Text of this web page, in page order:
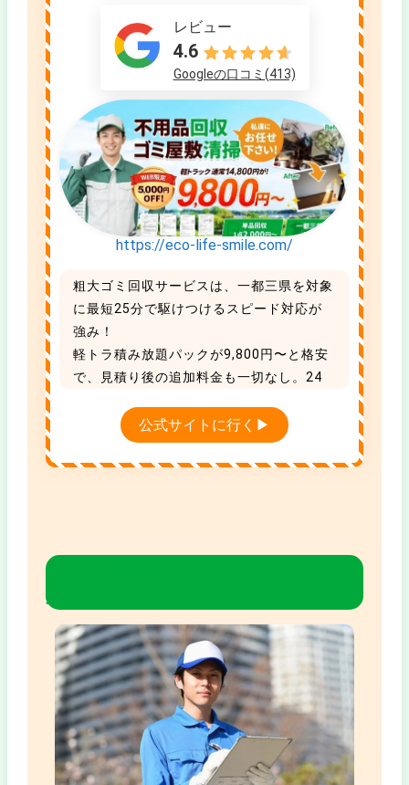
レビュー
4.6
Googleの口コミ(413)
https://eco-life-smile.com/
粗大ゴミ回収サービスは、一都三県を対象
に最短25分で駆けつけるスピード対応が
強み！
軽トラ積み放題パックが9,800円〜と格安
で、見積り後の追加料金も一切なし。24
引っ越し割引や家電買取もあり、タイパも
コスパも抜群な地域No.1の優良業者です。
公式サイトに行く▶
ゴミ屋敷片付けのプログレスはどんな
業者？【口コミでは高評価！】